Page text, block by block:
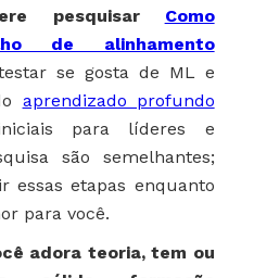
pesquisar Como
de alinhamento
se gosta de ML e
aprendizado profundo
para líderes e
são semelhantes;
essas etapas enquanto
para você.
adora teoria, tem ou